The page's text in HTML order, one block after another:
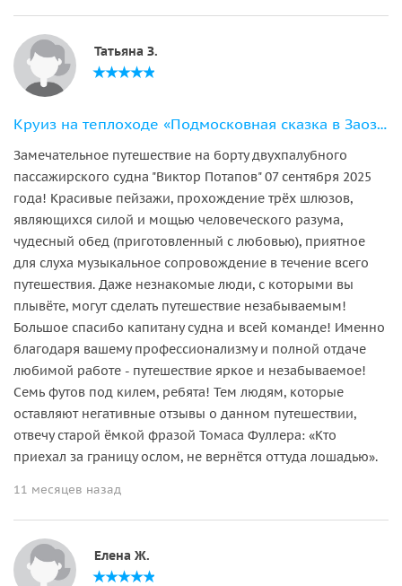
Татьяна З.
Круиз на теплоходе «Подмосковная сказка в Заозерье»
Замечательное путешествие на борту двухпалубного
пассажирского судна "Виктор Потапов" 07 сентября 2025
года! Красивые пейзажи, прохождение трёх шлюзов,
являющихся силой и мощью человеческого разума,
чудесный обед (приготовленный с любовью), приятное
для слуха музыкальное сопровождение в течение всего
путешествия. Даже незнакомые люди, с которыми вы
плывёте, могут сделать путешествие незабываемым!
Большое спасибо капитану судна и всей команде! Именно
благодаря вашему профессионализму и полной отдаче
любимой работе - путешествие яркое и незабываемое!
Семь футов под килем, ребята! Тем людям, которые
оставляют негативные отзывы о данном путешествии,
отвечу старой ёмкой фразой Томаса Фуллера: «Кто
приехал за границу ослом, не вернётся оттуда лошадью».
11 месяцев назад
Елена Ж.